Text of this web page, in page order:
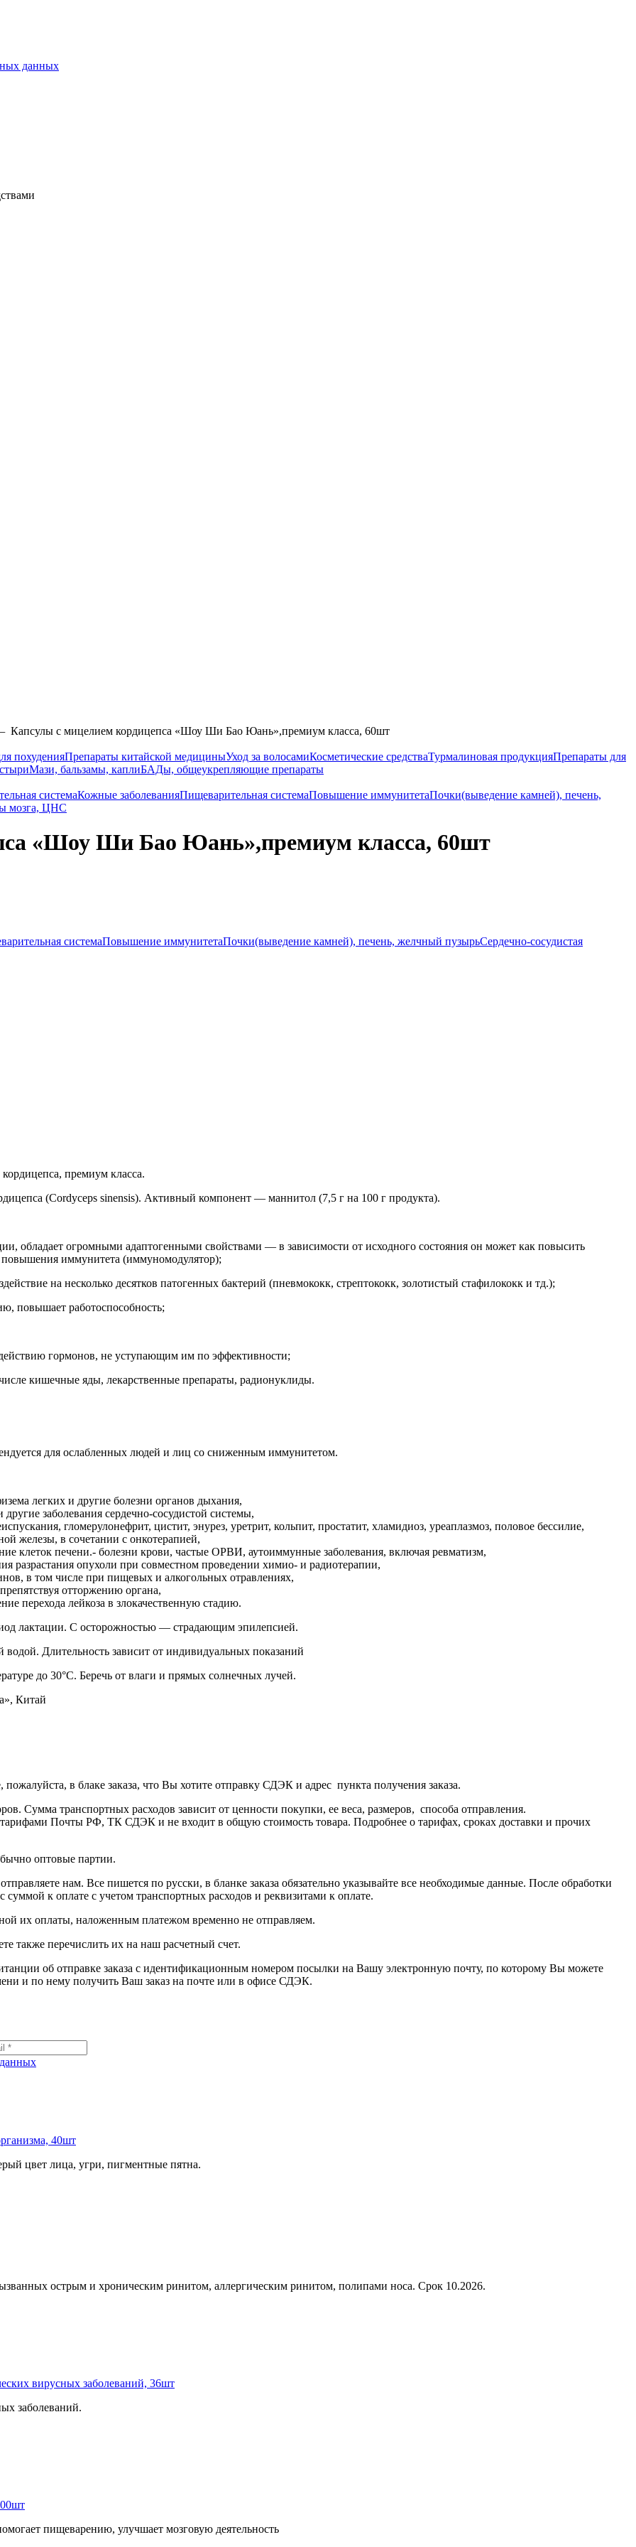
данных
Капсулы с мицелием кордицепса «Шоу Ши Бао Юань»,премиум класса, 60шт
похуденияПрепараты китайской медициныУход за волосамиКосметические средстваТурмалиновая продукцияПрепараты для
Мази, бальзамы, каплиБАДы, общеукрепляющие препараты
системаКожные заболеванияПищеварительная системаПовышение иммунитетаПочки(выведение камней), печень,
мозга, ЦНС
«Шоу Ши Бао Юань»,премиум класса, 60шт
системаПовышение иммунитетаПочки(выведение камней), печень, желчный пузырьСердечно-сосудистая
премиум класса.
(Cordyceps sinensis). Активный компонент — маннитол (7,5 г на 100 г продукта).
обладает огромными адаптогенными свойствами — в зависимости от исходного состояния он может как повысить
иммунитета (иммуномодулятор);
на несколько десятков патогенных бактерий (пневмококк, стрептококк, золотистый стафилококк и тд.);
повышает работоспособность;
гормонов, не уступающим им по эффективности;
кишечные яды, лекарственные препараты, радионуклиды.
для ослабленных людей и лиц со сниженным иммунитетом.
легких и другие болезни органов дыхания,
заболевания сердечно-сосудистой системы,
гломерулонефрит, цистит, энурез, уретрит, кольпит, простатит, хламидиоз, уреаплазмоз, половое бессилие,
железы, в сочетании с онкотерапией,
клеток печени.- болезни крови, частые ОРВИ, аутоиммунные заболевания, включая ревматизм,
разрастания опухоли при совместном проведении химио- и радиотерапии,
в том числе при пищевых и алкогольных отравлениях,
отторжению органа,
перехода лейкоза в злокачественную стадию.
лактации. С осторожностью — страдающим эпилепсией.
водой. Длительность зависит от индивидуальных показаний
до 30°C. Беречь от влаги и прямых солнечных лучей.
Китай
в блаке заказа, что Вы хотите отправку СДЭК и адрес пункта получения заказа.
Сумма транспортных расходов зависит от ценности покупки, ее веса, размеров, способа отправления.
тарифами Почты РФ, ТК СДЭК и не входит в общую стоимость товара. Подробнее о тарифах, сроках доставки и прочих
оптовые партии.
нам. Все пишется по русски, в бланке заказа обязательно указывайте все необходимые данные. После обработки
к оплате с учетом транспортных расходов и реквизитами к оплате.
их оплаты, наложенным платежом временно не отправляем.
также перечислить их на наш расчетный счет.
об отправке заказа с идентификационным номером посылки на Вашу электронную почту, по которому Вы можете
и по нему получить Ваш заказ на почте или в офисе СДЭК.
40шт
цвет лица, угри, пигментные пятна.
острым и хроническим ринитом, аллергическим ринитом, полипами носа. Срок 10.2026.
вирусных заболеваний, 36шт
заболеваний.
пищеварению, улучшает мозговую деятельность